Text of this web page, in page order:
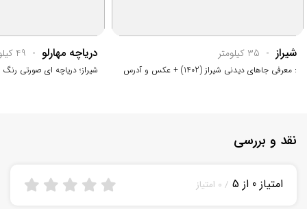
شیراز 35 کیلومتر
: معرفی جاهای دیدنی شیراز (1402) + عکس و آدرس
دریاچه مهارلو 49 کیلومتر
شیراز؛ دریاچه ای صورتی رنگ
نقد و بررسی
امتیاز 0 از 5 / 0 امتیاز